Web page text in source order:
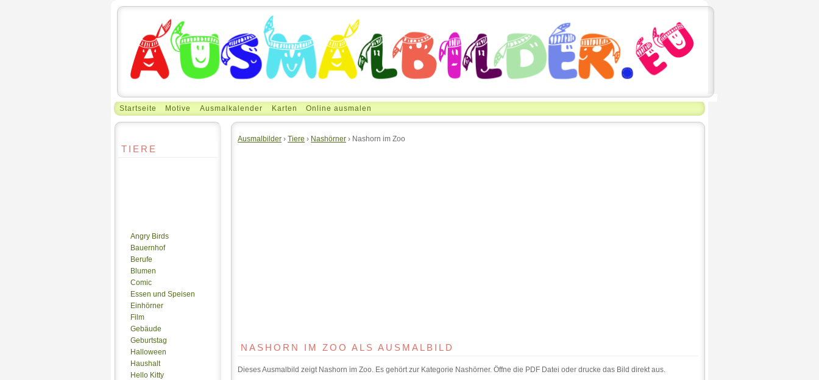
Startseite Motive Ausmalkalender Karten Online ausmalen
TIERE
Angry Birds
Bauernhof
Berufe
Blumen
Comic
Essen und Speisen
Einhörner
Film
Gebäude
Geburtstag
Halloween
Haushalt
Hello Kitty
Ausmalbilder › Tiere › Nashörner › Nashorn im Zoo
NASHORN IM ZOO ALS AUSMALBILD
Dieses Ausmalbild zeigt Nashorn im Zoo. Es gehört zur Kategorie Nashörner. Öffne die PDF Datei oder drucke das Bild direkt aus.